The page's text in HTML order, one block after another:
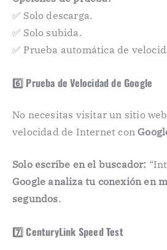
✅ Solo descarga.
✅ Solo subida.
✅ Prueba automática de
6️⃣ Prueba de Velocidad de Google
No necesitas visitar un sitio
velocidad de Internet con
Solo escribe en el buscador:
Google analiza tu conexión en
segundos.
7️⃣ CenturyLink Speed Test